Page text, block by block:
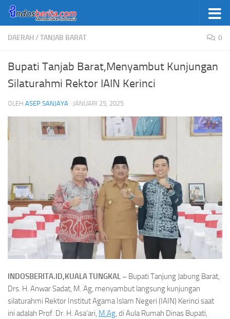
Skip to content
DAERAH/TANJAB BARAT 0
Bupati Tanjab Barat,Menyambut Kunjungan
Silaturahmi Rektor IAIN Kerinci
OLEH ASEP SANJAYA · JANUARI 25, 2025
INDOSBERITA.ID,KUALA TUNGKAL – Bupati Tanjung Jabung Barat,
Drs. H. Anwar Sadat, M. Ag, menyambut langsung kunjungan
silaturahmi Rektor Institut Agama Islam Negeri (IAIN) Kerinci saat
ini adalah Prof. Dr. H. Asa’ari, M.Ag, di Aula Rumah Dinas Bupati,